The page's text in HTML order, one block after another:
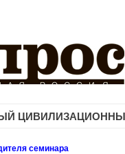
семинара